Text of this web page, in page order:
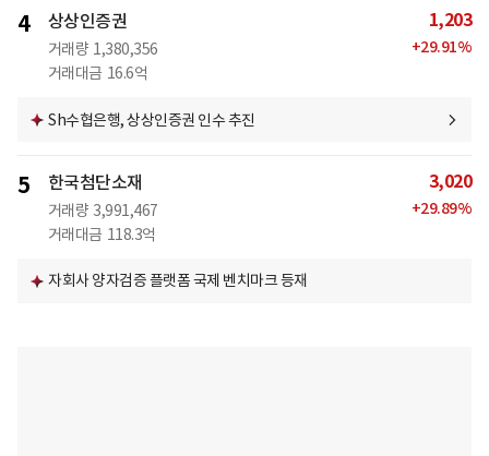
4 상상인증권
거래량 1,380,356
거래대금 16.6억
1,203
+29.91%
Sh수협은행, 상상인증권 인수 추진
5 한국첨단소재
거래량 3,991,467
거래대금 118.3억
3,020
+29.89%
자회사 양자검증 플랫폼 국제 벤치마크 등재